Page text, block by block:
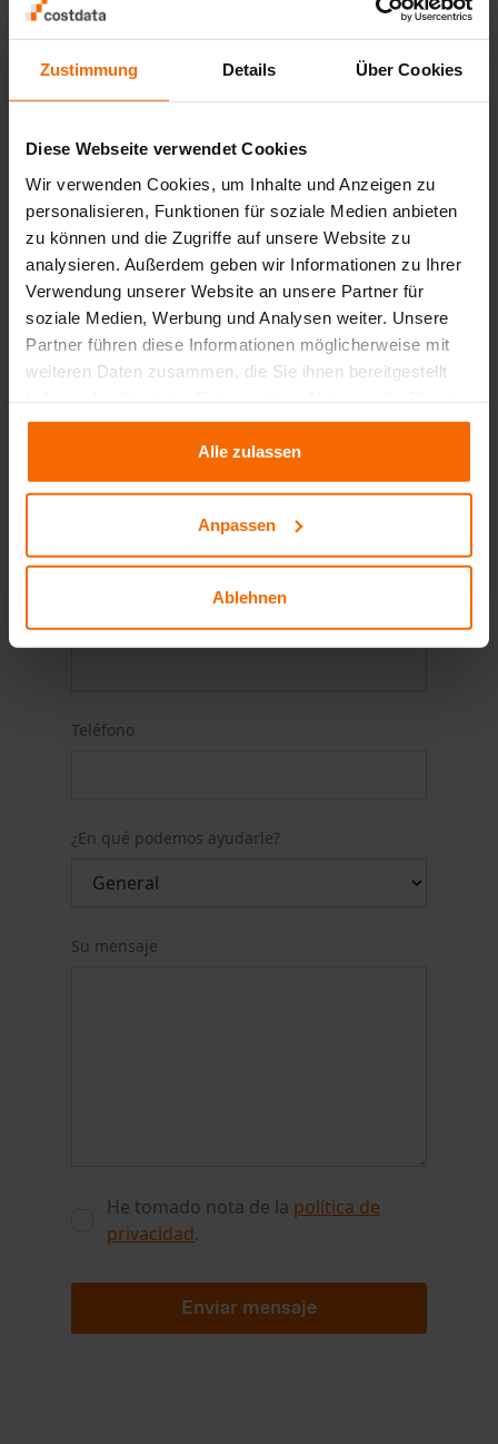
Zustimmung Details Über Cookies
Diese Webseite verwendet Cookies
Wir verwenden Cookies, um Inhalte und Anzeigen zu
personalisieren, Funktionen für soziale Medien anbieten
zu können und die Zugriffe auf unsere Website zu
analysieren. Außerdem geben wir Informationen zu Ihrer
Verwendung unserer Website an unsere Partner für
soziale Medien, Werbung und Analysen weiter. Unsere
Partner führen diese Informationen möglicherweise mit
weiteren Daten zusammen, die Sie ihnen bereitgestellt
gesammelt haben.
Alle zulassen
Anpassen
Ablehnen
Correo electrónico
info@costdata.de
Asistencia técnica
+49 221 - 93 46 78 - 3
Fax
+49 221 - 93 46 78 - 9
Correo electrónico
Teléfono
¿En qué podemos ayudarle?
Su mensaje
He tomado nota de la política de
privacidad.